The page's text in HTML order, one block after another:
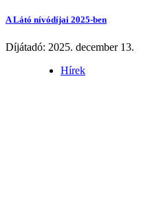
A Látó nívódíjai 2025-ben
Díjátadó: 2025. december 13.
Hírek